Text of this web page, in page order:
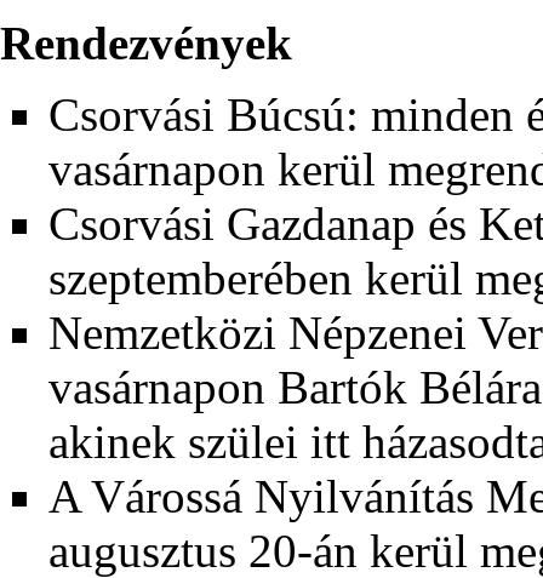
Rendezvények
Csorvási Búcsú: minden
vasárnapon kerül
Csorvási Gazdanap és
szeptemberében kerül
Nemzetközi Népzenei
vasárnapon Bartók
akinek szülei itt
A Várossá Nyilvánítás
augusztus 20-án kerül